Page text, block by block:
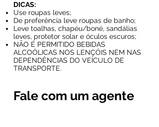
DICAS:
Use roupas leves;
De preferência leve roupas de banho;
Leve toalhas, chapéu/boné, sandálias
leves, protetor solar e óculos escuros;
NÃO É PERMITIDO BEBIDAS
ALCOÓLICAS NOS LENÇÓIS NEM NAS
DEPENDÊNCIAS DO VEÍCULO DE
TRANSPORTE.
Fale com um agente